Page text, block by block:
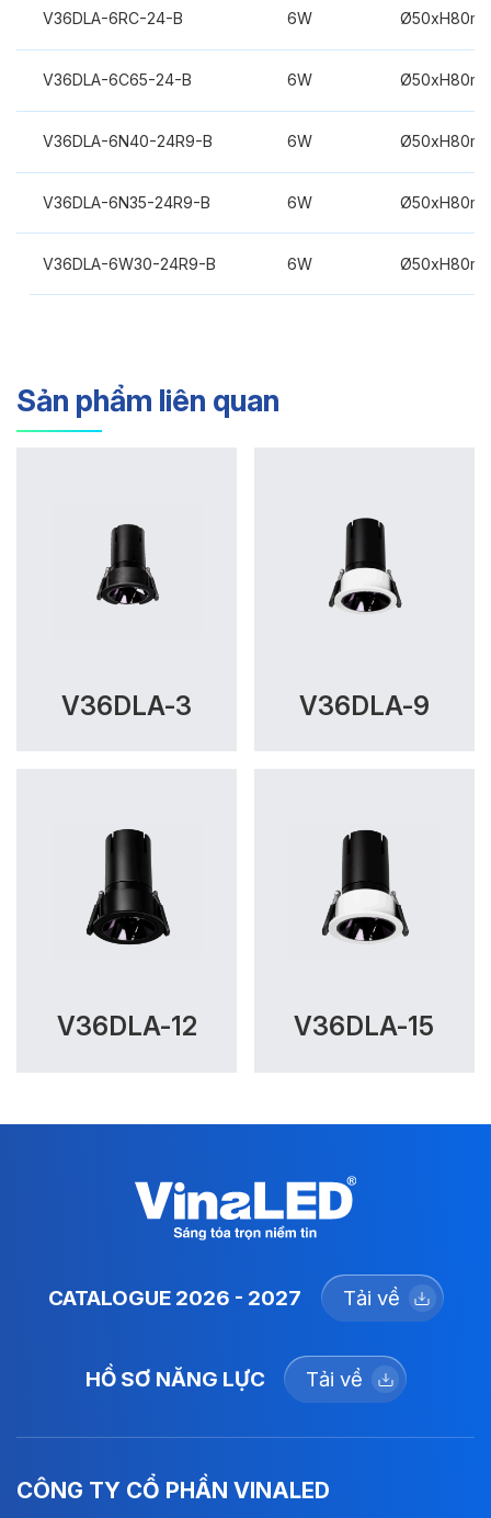
V36DLA-6RC-24-B 6W
V36DLA-6C65-24-B 6W
V36DLA-6N40-24R9-B 6W
V36DLA-6N35-24R9-B 6W
V36DLA-6W30-24R9-B 6W
Sản phẩm liên quan
V36DLA-3 V36DLA-9
V36DLA-12 V36DLA-15
CATALOGUE 2026 - 2027 Tải về
HỒ SƠ NĂNG LỰC Tải về
CÔNG TY CỔ PHẦN VINALED